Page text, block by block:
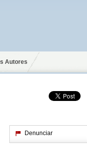
Autores
Denunciar